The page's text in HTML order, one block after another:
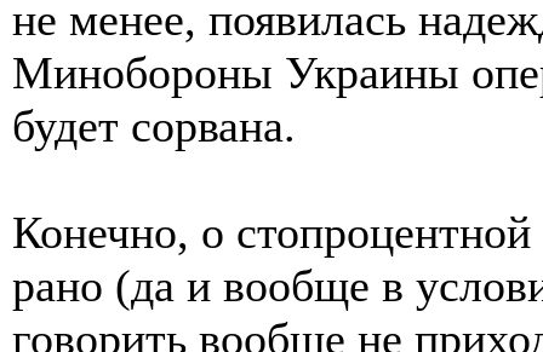
не менее, появилась
Минобороны Украины
будет сорвана.
Конечно, о
рано (да и вообще в
говорить вообще не